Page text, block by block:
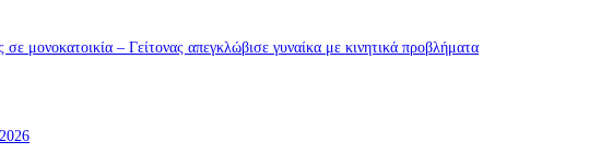
μονοκατοικία – Γείτονας απεγκλώβισε γυναίκα με κινητικά προβλήματα